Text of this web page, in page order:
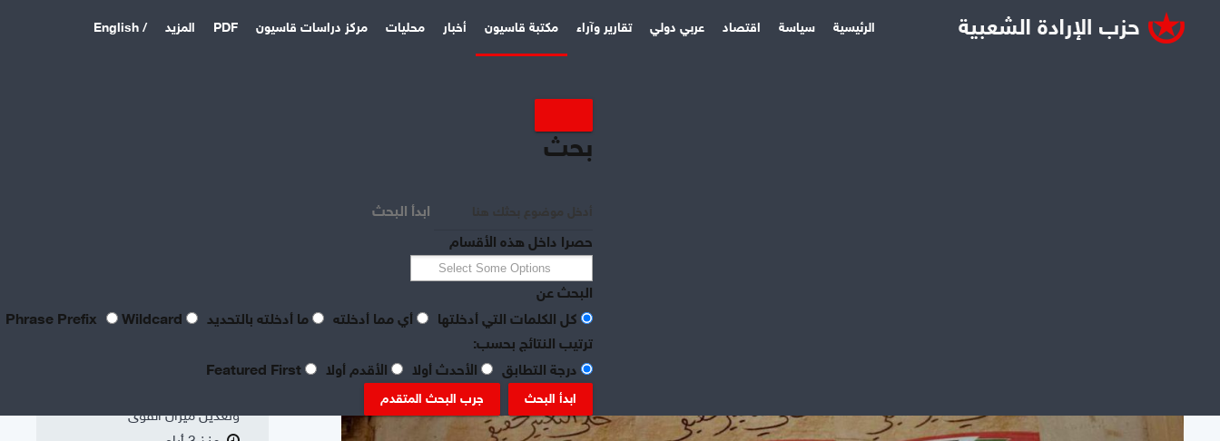
الرئيسية سياسة اقتصاد عربي دولي تقارير وآراء مكتبة قاسيون أخبار محليات مركز دراسات قاسيون PDF المزيد / English
بحث
ابدأ البحث
حصرا داخل هذه الأقسام
البحث عن
كل الكلمات التي أدخلتها
أي مما أدخلته ما أدخلته بالتحديد
Wildcard
ترتيب النتائج بحسب:
درجة التطابق
الأحدث أولا الأقدم أولا
ابدأ البحث جرب البحث المتقدم
واقع الصناعة النسيجية
السورية: «عن جد نزعتا»
تنظيم العمال: ضرورة
وتعديل ميزان القوى